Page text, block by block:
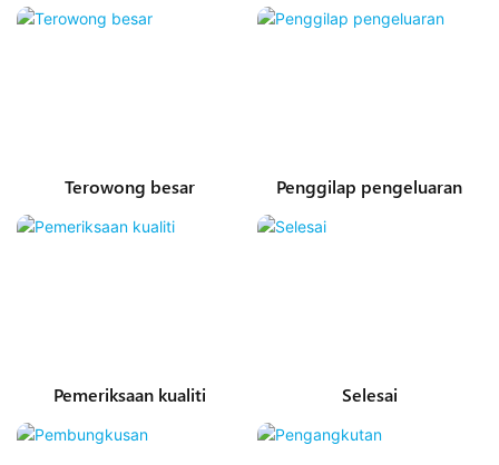
Terowong besar Penggilap pengeluaran
Pemeriksaan kualiti Selesai